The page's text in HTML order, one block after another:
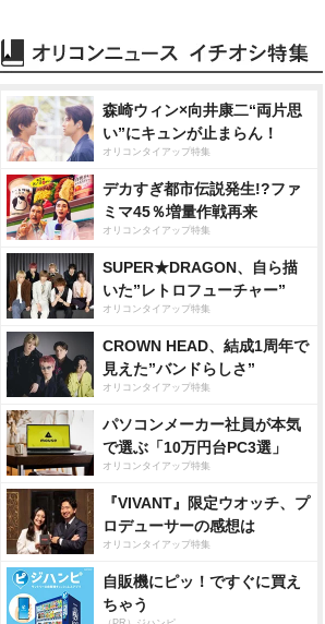
森崎ウィン×向井康二“両片思
い”にキュンが止まらん！
オリコンタイアップ特集
デカすぎ都市伝説発生!?ファ
ミマ45％増量作戦再来
オリコンタイアップ特集
SUPER★DRAGON、自ら描
いた”レトロフューチャー”
オリコンタイアップ特集
CROWN HEAD、結成1周年で
見えた”バンドらしさ”
オリコンタイアップ特集
パソコンメーカー社員が本気
で選ぶ「10万円台PC3選」
オリコンタイアップ特集
『VIVANT』限定ウオッチ、プ
ロデューサーの感想は
オリコンタイアップ特集
自販機にピッ！ですぐに買え
ちゃう